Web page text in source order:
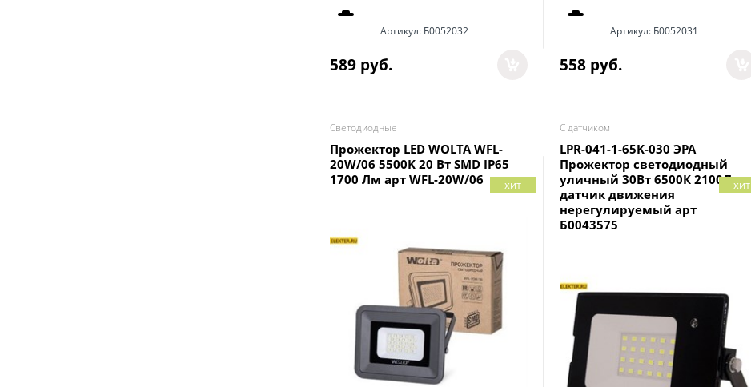
Артикул: Б0052032
589 руб.
Артикул: Б0052031
558 руб.
Светодиодные
Прожектор LED WOLTA WFL-
20W/06 5500K 20 Вт SMD IP65
1700 Лм арт WFL-20W/06
хит
С датчиком
LPR-041-1-65K-030 ЭРА
Прожектор светодиодный
уличный 30Вт 6500К 2100Лм
датчик движения
нерегулируемый арт
Б0043575
хит